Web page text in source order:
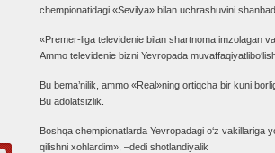
chempionatidagi «Sevilya» bilan uchrashuvini
«Premer-liga televidenie bilan shartnoma imzolagan
Ammo televidenie bizni Yevropada
Bu bema’nilik, ammo «Real»ning ortiqcha bir kuni
Bu adolatsizlik.
Boshqa chempionatlarda Yevropadagi o‘z vakillariga
qilishni xohlardim», –dedi shotlandiyalik